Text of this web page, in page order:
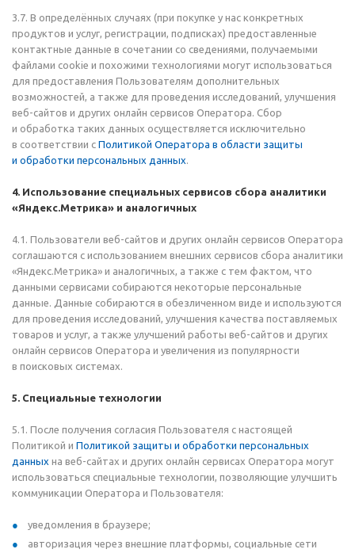
3.7. В определённых случаях (при покупке у нас конкретных
продуктов и услуг, регистрации, подписках) предоставленные
контактные данные в сочетании со сведениями, получаемыми
файлами cookie и похожими технологиями могут использоваться
для предоставления Пользователям дополнительных
возможностей, а также для проведения исследований, улучшения
веб-сайтов и других онлайн сервисов Оператора. Сбор
и обработка таких данных осуществляется исключительно
в соответствии с Политикой Оператора в области защиты
и обработки персональных данных.
4. Использование специальных сервисов сбора аналитики
«Яндекс.Метрика» и аналогичных
4.1. Пользователи веб-сайтов и других онлайн сервисов Оператора
соглашаются с использованием внешних сервисов сбора аналитики
«Яндекс.Метрика» и аналогичных, а также с тем фактом, что
данными сервисами собираются некоторые персональные
данные. Данные собираются в обезличенном виде и используются
для проведения исследований, улучшения качества поставляемых
товаров и услуг, а также улучшений работы веб-сайтов и других
онлайн сервисов Оператора и увеличения из популярности
в поисковых системах.
5. Специальные технологии
5.1. После получения согласия Пользователя с настоящей
Политикой и Политикой защиты и обработки персональных
данных на веб-сайтах и других онлайн сервисах Оператора могут
использоваться специальные технологии, позволяющие улучшить
коммуникации Оператора и Пользователя:
уведомления в браузере;
авторизация через внешние платформы, социальные сети